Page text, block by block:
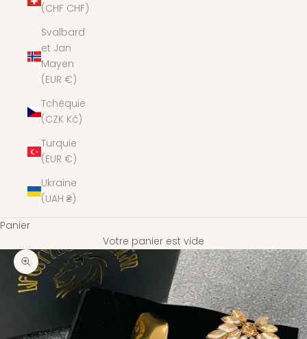
(CHF CHF)
Svalbard
et Jan
Mayen
(EUR €)
Tchéquie
(CZK Kč)
Turquie
(EUR €)
Ukraine
(UAH ₴)
Panier
Votre panier est vide
Zoomer sur l'image